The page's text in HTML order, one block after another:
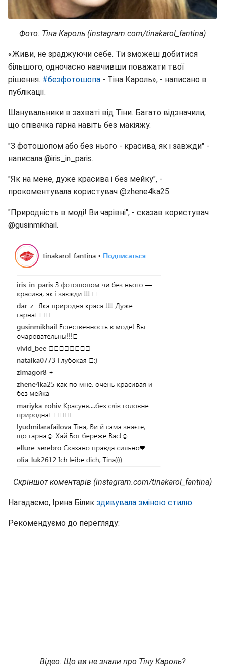
Фото: Тіна Кароль (instagram.com/tinakarol_fantina)
«Живи, не зраджуючи себе. Ти зможеш добитися
більшого, одночасно навчивши поважати твої
рішення. #безфотошопа - Тіна Кароль», - написано в
публікації.
Шанувальники в захваті від Тіни. Багато відзначили,
що співачка гарна навіть без макіяжу.
"З фотошопом або без нього - красива, як і завжди" -
написала @iris_in_paris.
"Як на мене, дуже красива і без мейку", -
прокоментувала користувач @zhene4ka25.
"Природність в моді! Ви чарівні", - сказав користувач
@gusinmikhail.
Скріншот коментарів (instagram.com/tinakarol_fantina)
Нагадаємо, Ірина Білик здивувала зміною стилю.
Рекомендуємо до перегляду:
Відео: Що ви не знали про Тіну Кароль?